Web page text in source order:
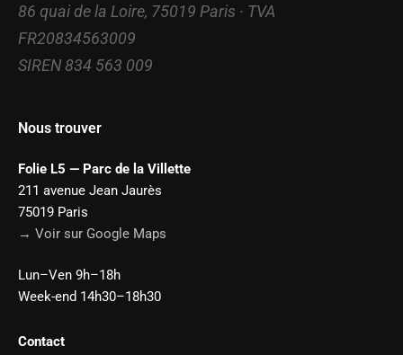
86 quai de la Loire, 75019 Paris · TVA
FR20834563009
SIREN 834 563 009
Nous trouver
Folie L5 — Parc de la Villette
211 avenue Jean Jaurès
75019 Paris
→ Voir sur Google Maps
Lun–Ven 9h–18h
Week-end 14h30–18h30
Contact